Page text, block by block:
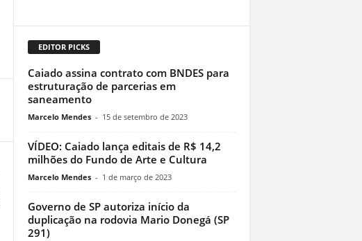
EDITOR PICKS
Caiado assina contrato com BNDES para
estruturação de parcerias em
saneamento
Marcelo Mendes - 15 de setembro de 2023
VÍDEO: Caiado lança editais de R$ 14,2
milhões do Fundo de Arte e Cultura
Marcelo Mendes - 1 de março de 2023
Governo de SP autoriza início da
duplicação na rodovia Mario Donegá (SP
291)